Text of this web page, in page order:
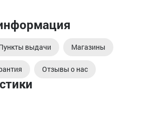
выдачи Магазины
Отзывы о нас